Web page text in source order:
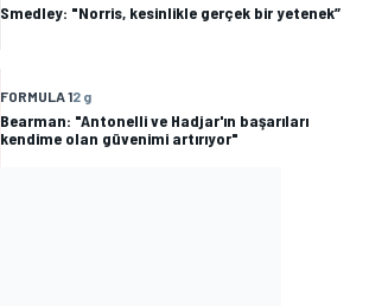
Smedley: "Norris, kesinlikle gerçek bir yetenek”
FORMULA 12 g
Bearman: "Antonelli ve Hadjar'ın başarıları
kendime olan güvenimi artırıyor"